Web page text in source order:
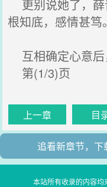
更别说她了，薛
根知底，感情甚笃。
互相确定心意后
第(1/3)页
上一章 目
追看新章节，
本站所有收录的内容均